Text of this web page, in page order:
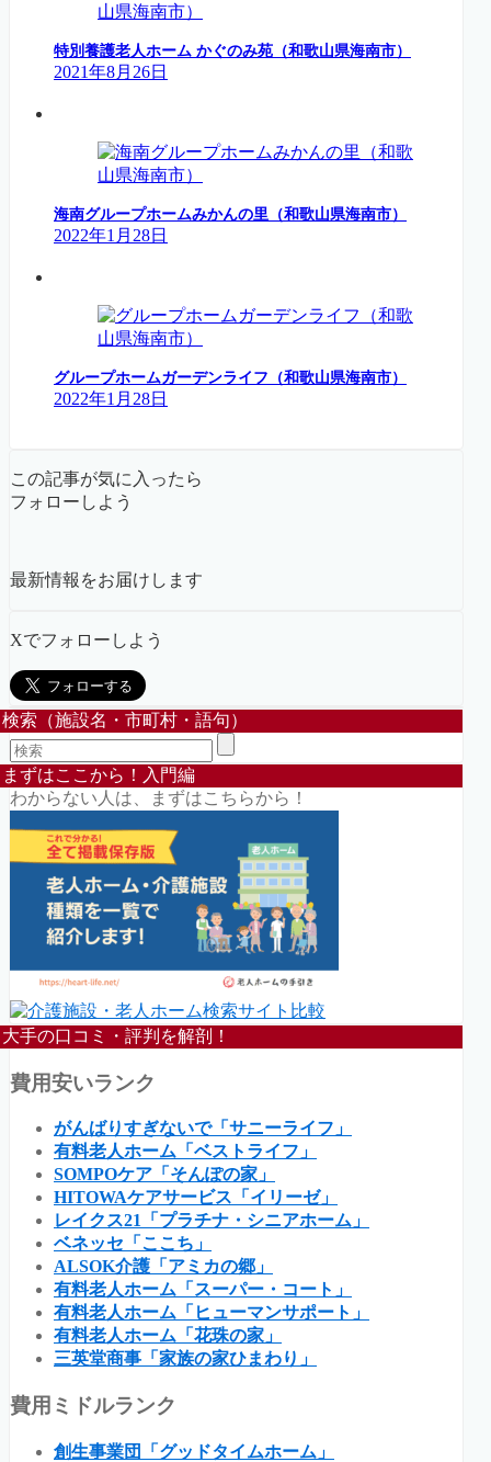
特別養護老人ホーム かぐのみ苑（和歌山県海南市）
2021年8月26日
海南グループホームみかんの里（和歌山県海南市）
2022年1月28日
グループホームガーデンライフ（和歌山県海南市）
2022年1月28日
この記事が気に入ったら
フォローしよう
最新情報をお届けします
Xでフォローしよう
検索（施設名・市町村・語句）
まずはここから！入門編
わからない人は、まずはこちらから！
大手の口コミ・評判を解剖！
費用安いランク
がんばりすぎないで「サニーライフ」
有料老人ホーム「ベストライフ」
SOMPOケア「そんぽの家」
HITOWAケアサービス「イリーゼ」
レイクス21「プラチナ・シニアホーム」
ベネッセ「ここち」
ALSOK介護「アミカの郷」
有料老人ホーム「スーパー・コート」
有料老人ホーム「ヒューマンサポート」
有料老人ホーム「花珠の家」
三英堂商事「家族の家ひまわり」
費用ミドルランク
創生事業団「グッドタイムホーム」